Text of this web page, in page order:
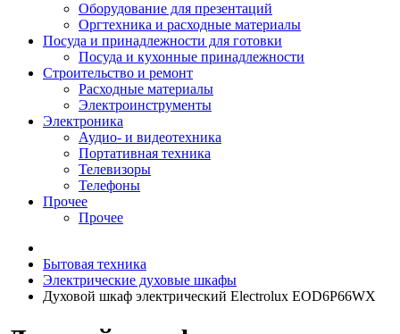
Оборудование для презентаций
Оргтехника и расходные материалы
Посуда и принадлежности для готовки
Посуда и кухонные принадлежности
Строительство и ремонт
Расходные материалы
Электроинструменты
Электроника
Аудио- и видеотехника
Портативная техника
Телевизоры
Телефоны
Прочее
Прочее
Бытовая техника
Электрические духовые шкафы
Духовой шкаф электрический Electrolux EOD6P66WX